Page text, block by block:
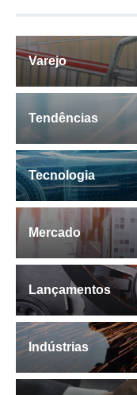
Varejo
Tendências
Tecnologia
Mercado
Lançamentos
Indústrias